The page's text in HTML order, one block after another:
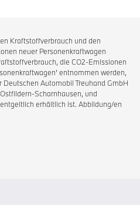
Kraftstoffverbrauch und den
neuer Personenkraftwagen
die CO2-Emissionen
entnommen werden,
Automobil Treuhand GmbH
Scharnhausen, und
erhältlich ist. Abbildung/en